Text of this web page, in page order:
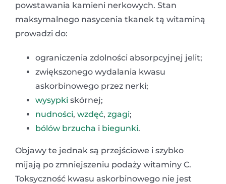
powstawania kamieni nerkowych. Stan
maksymalnego nasycenia tkanek tą witaminą
prowadzi do:
ograniczenia zdolności absorpcyjnej jelit;
zwiększonego wydalania kwasu
askorbinowego przez nerki;
wysypki skórnej;
nudności, wzdęć, zgagi;
bólów brzucha i biegunki.
Objawy te jednak są przejściowe i szybko
mijają po zmniejszeniu podaży witaminy C.
Toksyczność kwasu askorbinowego nie jest